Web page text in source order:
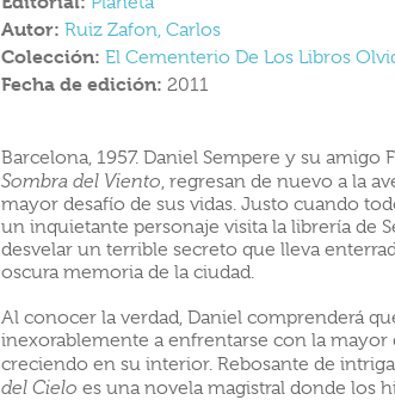
Autor: Ruiz Zafon, Carlos
Colección: El Cementerio De Los Libros
Fecha de edición: 2011
Barcelona, 1957. Daniel Sempere y su amigo
Sombra del Viento, regresan de nuevo a la
mayor desafío de sus vidas. Justo cuando
un inquietante personaje visita la librería de
desvelar un terrible secreto que lleva
oscura memoria de la ciudad.
Al conocer la verdad, Daniel comprenderá
inexorablemente a enfrentarse con la mayor
creciendo en su interior. Rebosante de
del Cielo es una novela magistral donde los